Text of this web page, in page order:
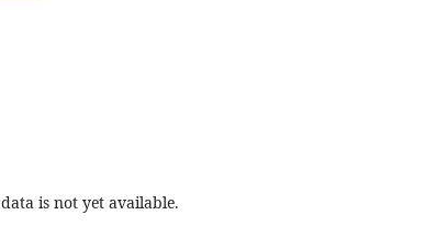
is not yet available.